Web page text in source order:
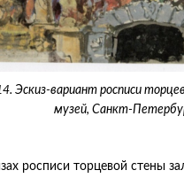
Эскиз-вариант росписи
музей, Санкт-
росписи торцевой стены